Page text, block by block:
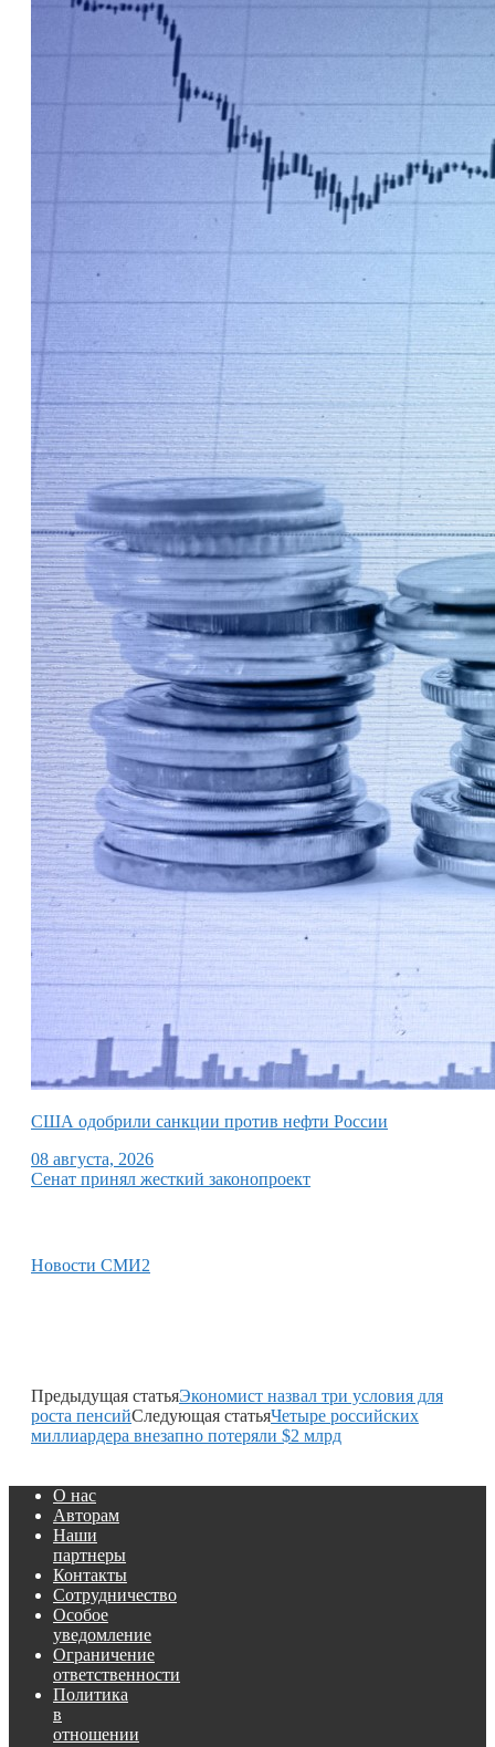
США одобрили санкции против нефти России
08 августа, 2026
Сенат принял жесткий законопроект
Новости СМИ2
Предыдущая статьяЭкономист назвал три условия для
роста пенсийСледующая статьяЧетыре российских
миллиардера внезапно потеряли $2 млрд
О нас
Авторам
Наши
партнеры
Контакты
Сотрудничество
Особое
уведомление
Ограничение
ответственности
Политика
в
отношении